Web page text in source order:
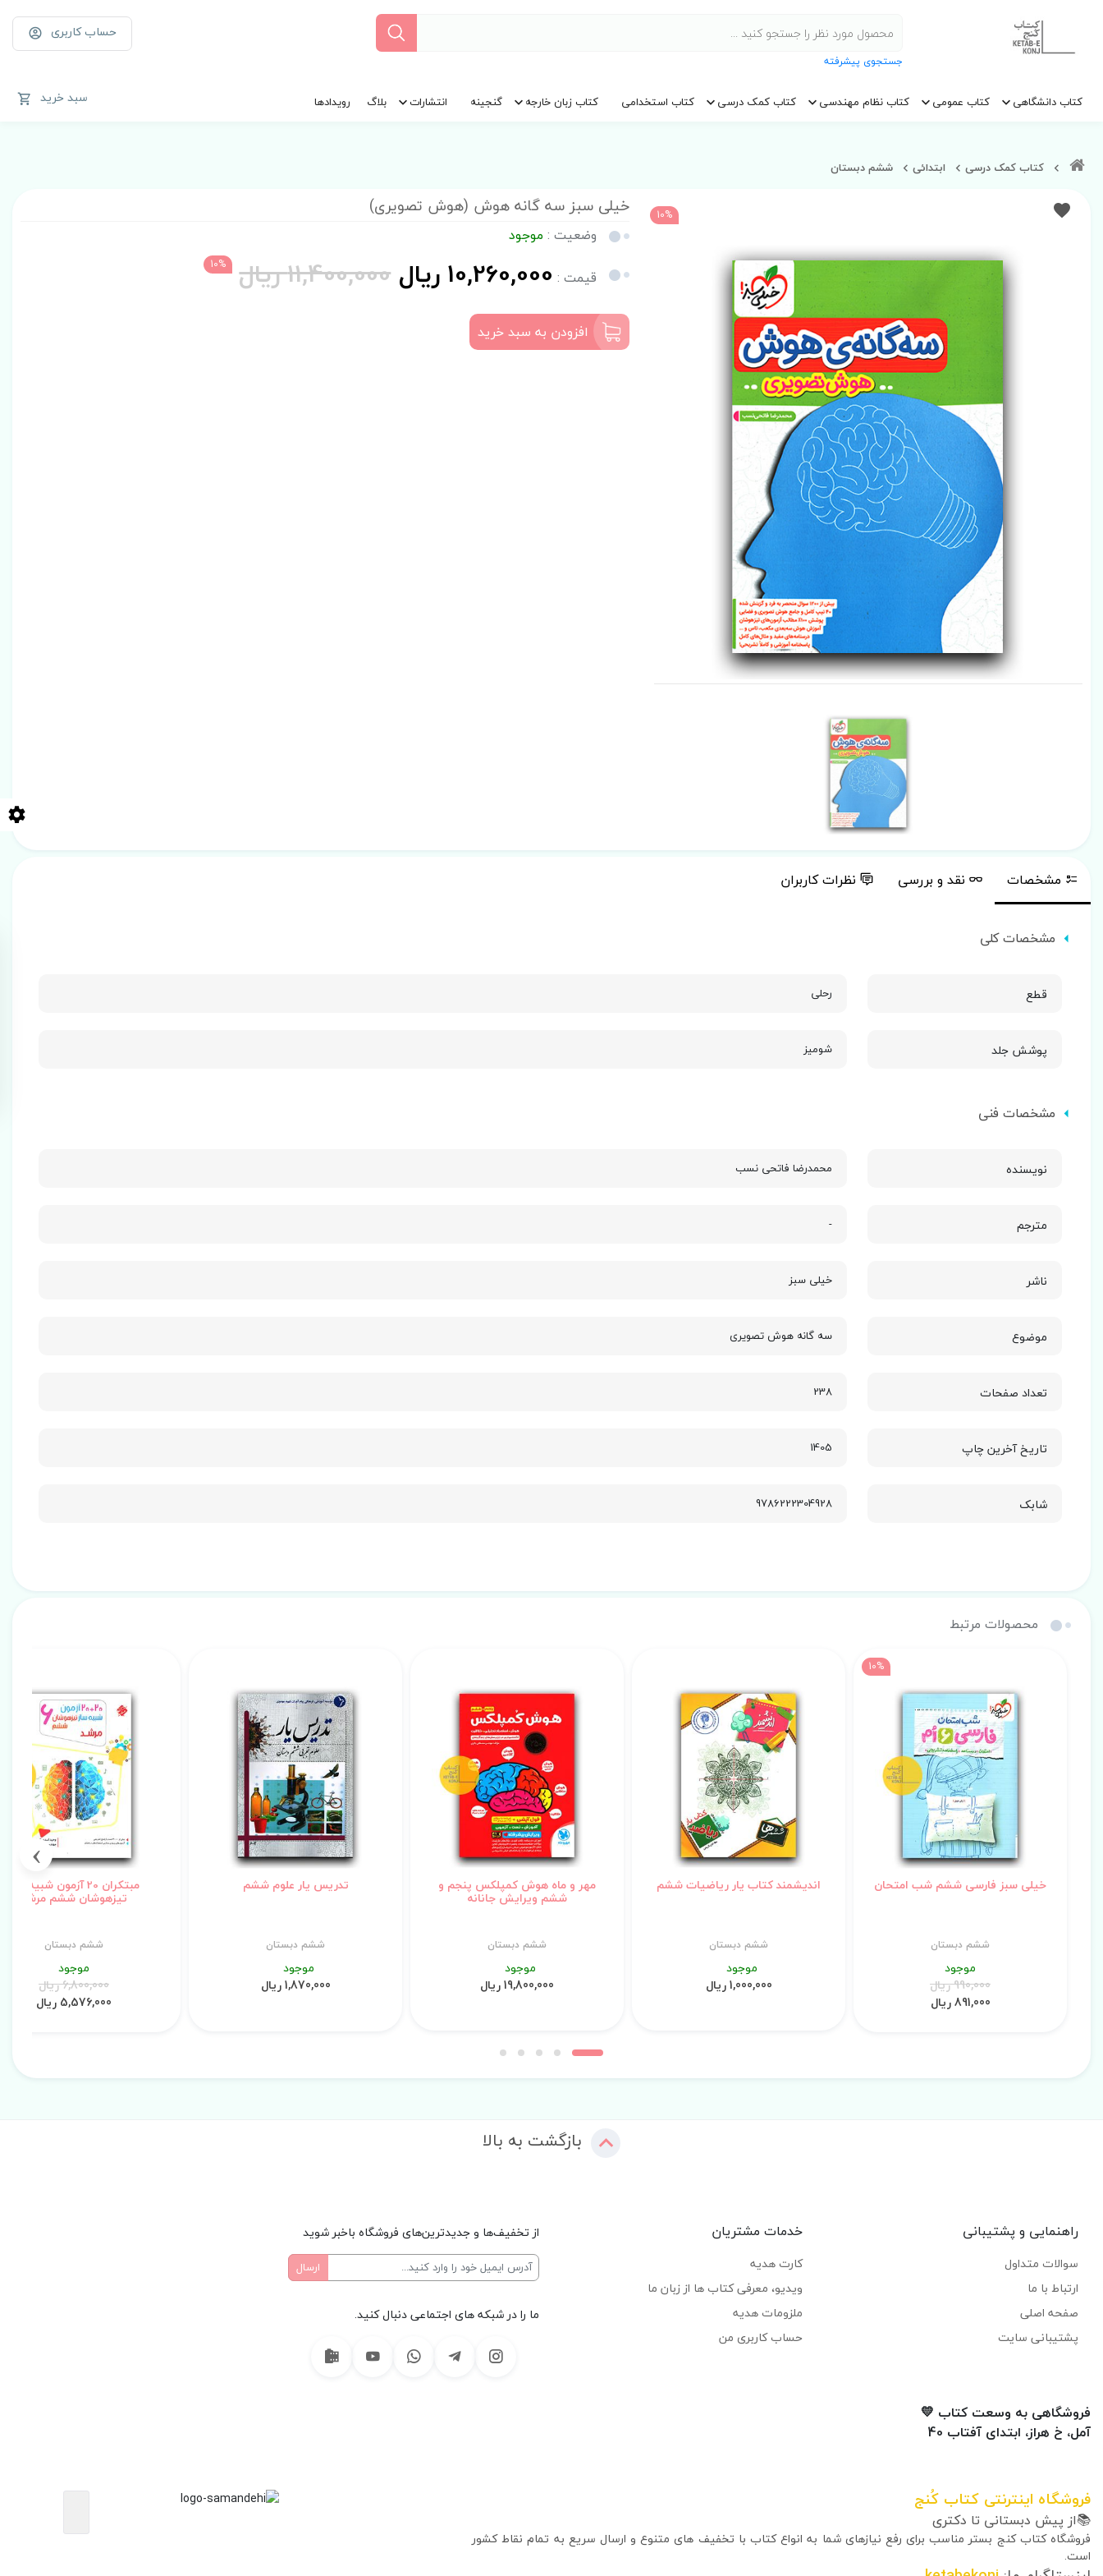
جستجوی پیشرفته
حساب کاربری
کتاب دانشگاهی کتاب عمومی کتاب نظام مهندسی کتاب کمک درسی کتاب استخدامی کتاب زبان خارجه گنجینه انتشارات بلاگ رویدادها سبد خرید
کتاب کمک درسی ابتدائی ششم دبستان
10% خیلی سبز سه گانه هوش (هوش تصویری)
وضعیت : موجود
قیمت : 10,260,000 ریال 11,400,000 ریال 10%
افزودن به سبد خرید
مشخصات نقد و بررسی نظرات کاربران
مشخصات کلی
قطع رحلی
پوشش جلد شومیز
مشخصات فنی
نویسنده محمدرضا فاتحی نسب
مترجم -
ناشر خیلی سبز
موضوع سه گانه هوش تصویری
تعداد صفحات 238
تاریخ آخرین چاپ 1405
شابک 9786222304928
محصولات مرتبط
10%
خیلی سبز فارسی ششم شب امتحان
ششم دبستان
موجود
990,000 ریال
891,000 ریال
اندیشمند کتاب یار ریاضیات ششم
ششم دبستان
موجود
1,000,000 ریال
مهر و ماه هوش کمپلکس پنجم و
ششم ویرایش جانانه
ششم دبستان
موجود
19,800,000 ریال
تدریس یار علوم ششم
ششم دبستان
موجود
1,870,000 ریال
مبتکران 20 آزمون شبیه ساز
تیزهوشان ششم مرشد
ششم دبستان
موجود
6,800,000 ریال
5,576,000 ریال
›
بازگشت به بالا
راهنمایی و پشتیبانی
سوالات متداول
ارتباط با ما
صفحه اصلی
پشتیبانی سایت
خدمات مشتریان
کارت هدیه
ویدیو، معرفی کتاب ها از زبان ما
ملزومات هدیه
حساب کاربری من
از تخفیف‌ها و جدیدترین‌های فروشگاه باخبر شوید
ما را در شبکه های اجتماعی دنبال کنید.
فروشگاهی به وسعت کتاب 💛
آمل، خ هراز، ابتدای آفتاب 40
فروشگاه اینترنتی کتاب کُنج
📚از پیش دبستانی تا دکتری
فروشگاه کتاب کنج بستر مناسب برای رفع نیازهای شما به انواع کتاب با تخفیف های متنوع و ارسال سریع به تمام نقاط کشور
است.